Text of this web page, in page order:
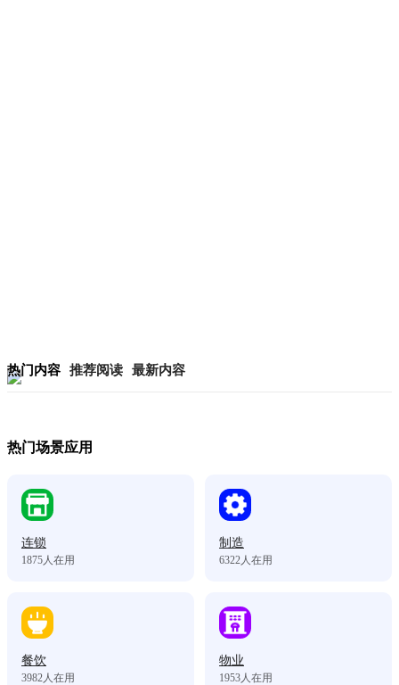
热门内容 推荐阅读 最新内容
热门场景应用
连锁
1875 人在用
制造
6322 人在用
餐饮
3982 人在用
物业
1953 人在用